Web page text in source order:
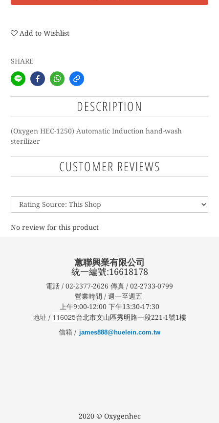
Add to Wishlist
SHARE
DESCRIPTION
(Oxygen HEC-1250) Automatic Induction hand-wash
sterilizer
CUSTOMER REVIEWS
No review for this product
蕙聯興業有限公司
統一編號:16618178
電話 / 02-2377-2626 傳真 / 02-2733-0799
營業時間 / 週一至週五
上午9:00-12:00 下午13:30-17:30
地址 / 116025台北市文山區秀明路一段221-1號1樓
信箱 / james888@huelein.com.tw
2020 © Oxygenhec